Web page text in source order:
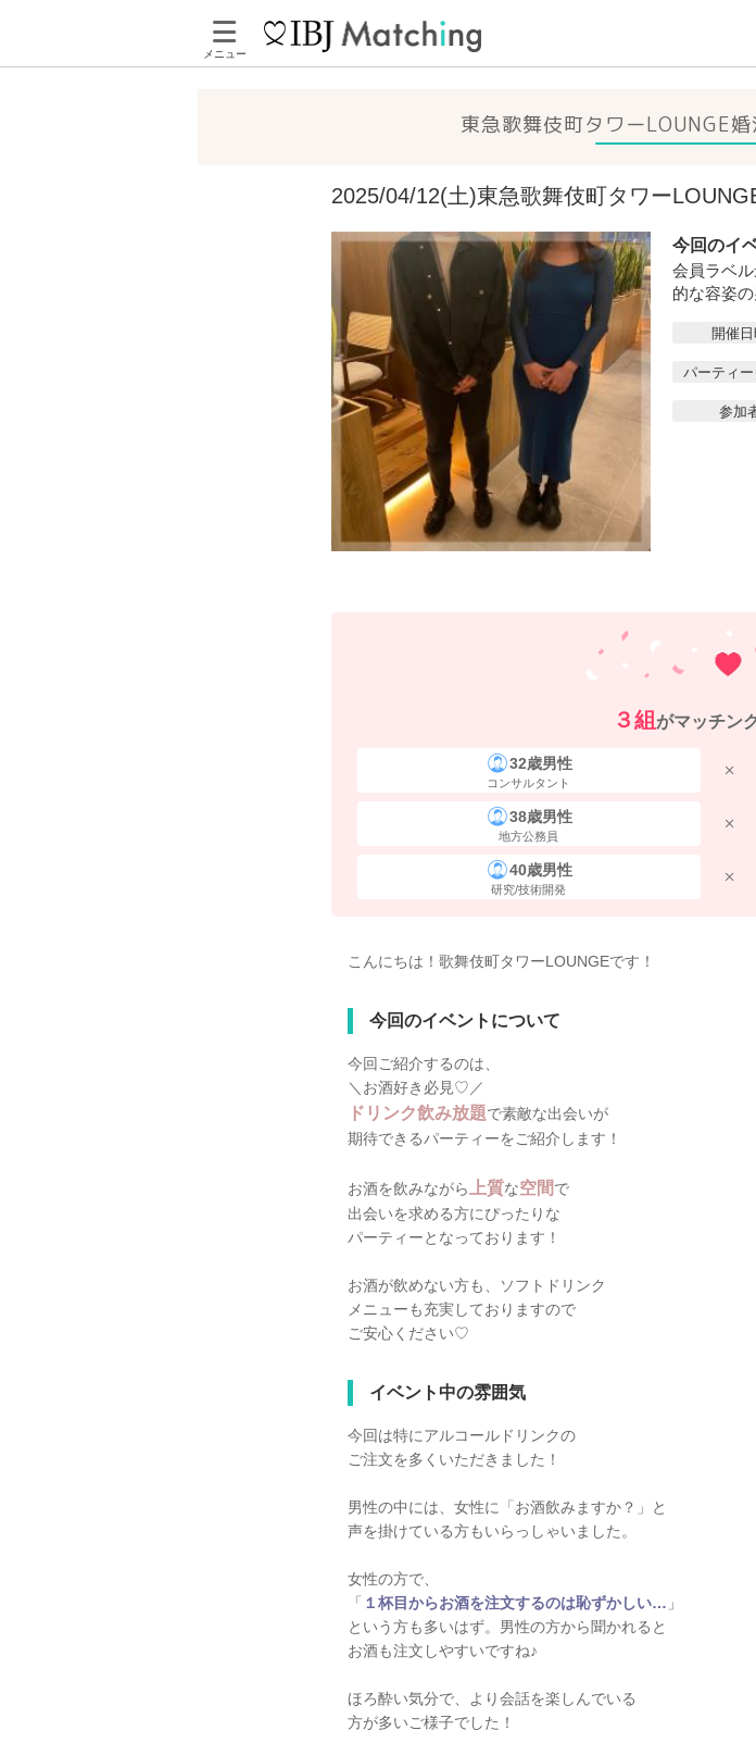
メニュー
東急歌舞伎町タワーLOUNGE
2025/04/12(土)東急歌舞伎町タワー
今回のイ
会員ラベ
的な容姿
開催
パーティ
参加
３組 がマッチン
32歳男性
コンサルタント
38歳男性
地方公務員
40歳男性
研究/技術開発
こんにちは！歌舞伎町タワーLOUNGEです！
今回のイベントについて
今回ご紹介するのは、
＼お酒好き必見♡／
ドリンク飲み放題で素敵な出会いが
期待できるパーティーをご紹介します！
お酒を飲みながら 上質な空間で
出会いを求める方にぴったりな
パーティーとなっております！
お酒が飲めない方も、ソフトドリンク
メニューも充実しておりますので
ご安心ください♡
イベント中の雰囲気
今回は特にアルコールドリンクの
ご注文を多くいただきました！
男性の中には、女性に「お酒飲みますか？」と
声を掛けている方もいらっしゃいました。
女性の方で、
「 １杯目からお酒を注文するのは恥ずかしい… 」
という方も多いはず。男性の方から聞かれると
お酒も注文しやすいですね♪
ほろ酔い気分で、より会話を楽しんでいる
方が多いご様子でした！